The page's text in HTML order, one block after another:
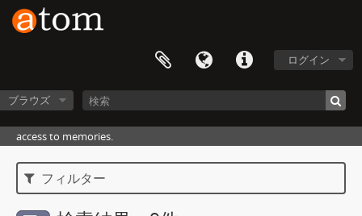
ログイン
ブラウズ
access to memories.
フィルター